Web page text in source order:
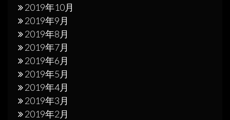
2019年10月
2019年9月
2019年8月
2019年7月
2019年6月
2019年5月
2019年4月
2019年3月
2019年2月